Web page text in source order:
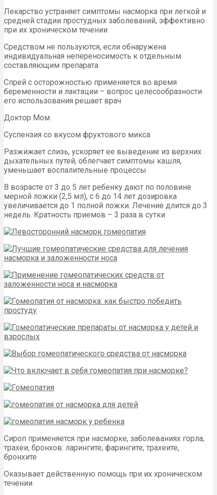
Лекарство устраняет симптомы насморка при легкой и
средней стадии простудных заболеваний, эффективно
при их хроническом течении
Средством не пользуются, если обнаружена
индивидуальная непереносимость к отдельным
составляющим препарата
Спрей с осторожностью применяется во время
беременности и лактации – вопрос целесообразности
его использования решает врач
Доктор Мом
Суспензия со вкусом фруктового микса
Разжижает слизь, ускоряет ее выведение из верхних
дыхательных путей, облегчает симптомы кашля,
уменьшает воспалительные процессы
В возрасте от 3 до 5 лет ребенку дают по половине
мерной ложки (2,5 мл), с 6 до 14 лет дозировка
увеличивается до 1 полной ложки. Лечение длится до 3
недель. Кратность приемов – 3 раза в сутки
Сироп применяется при насморке, заболеваниях горла,
трахеи, бронхов: ларингите, фарингите, трахеите,
бронхите
Оказывает действенную помощь при их хроническом
течении